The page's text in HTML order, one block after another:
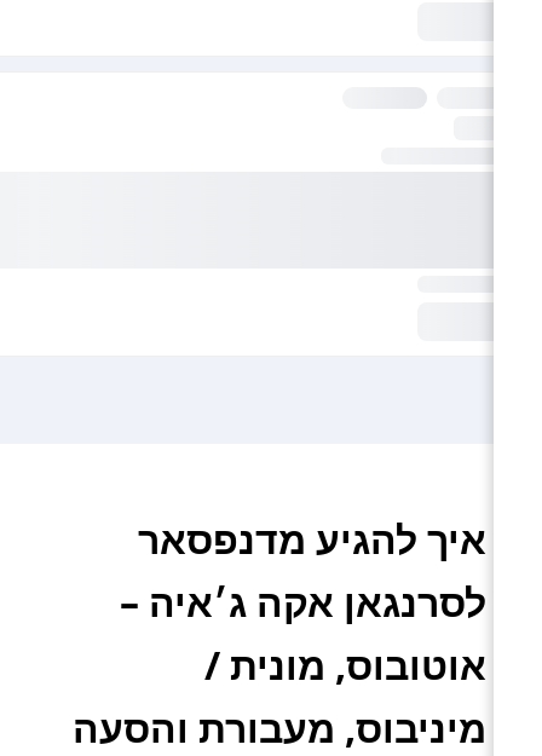
איך להגיע מדנפסאר
לסרנגאן אקה ג׳איה –
אוטובוס, מונית /
מיניבוס, מעבורת והסעה